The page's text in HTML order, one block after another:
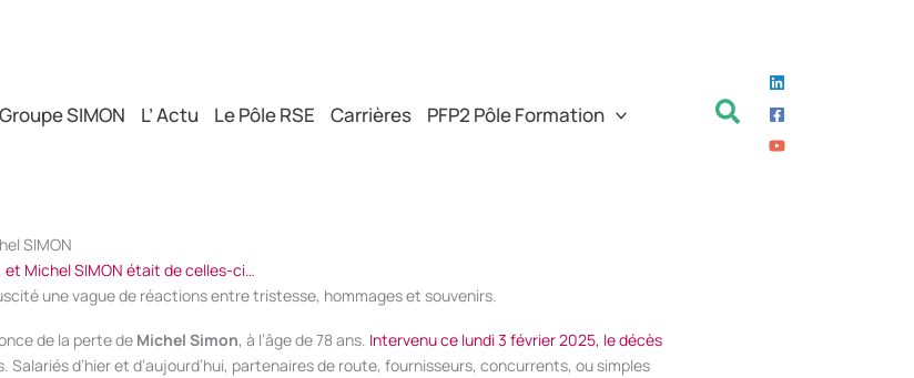
SIMON L’ Actu Le Pôle RSE Carrières PFP2 Pôle Formation Rechercher
SIMON
et Michel SIMON était de celles-ci…
une vague de réactions entre tristesse, hommages et souvenirs.
de la perte de Michel Simon, à l’âge de 78 ans. Intervenu ce lundi 3 février 2025, le décès
Salariés d’hier et d’aujourd’hui, partenaires de route, fournisseurs, concurrents, ou simples